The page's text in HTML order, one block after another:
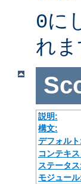
0に
れま
説明:
構文:
デフォル
コンテキ
ステータ
モジュー